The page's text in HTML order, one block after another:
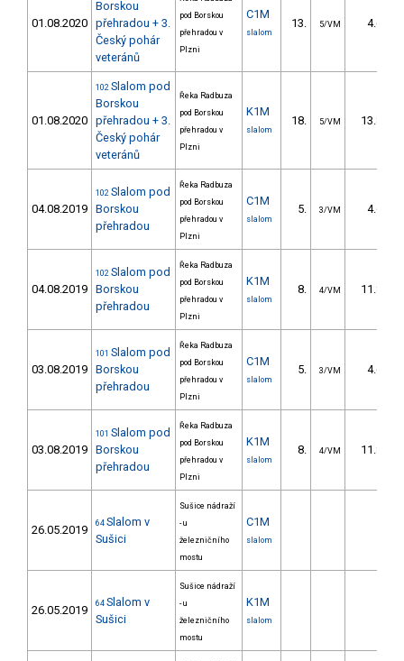
01.08.2020
Borskou
přehradou + 3.
Český pohár
veteránů
pod Borskou
přehradou v
Plzni
C1M
slalom
13. 5/VM 4.60
01.08.2020
102 Slalom pod
Borskou
přehradou + 3.
Český pohár
veteránů
Řeka Radbuza
pod Borskou
přehradou v
Plzni
K1M
slalom
18. 5/VM 13.80
04.08.2019
102 Slalom pod
Borskou
přehradou
Řeka Radbuza
pod Borskou
přehradou v
Plzni
C1M
slalom
5. 3/VM 4.60
04.08.2019
102 Slalom pod
Borskou
přehradou
Řeka Radbuza
pod Borskou
přehradou v
Plzni
K1M
slalom
8. 4/VM 11.80
03.08.2019
101 Slalom pod
Borskou
přehradou
Řeka Radbuza
pod Borskou
přehradou v
Plzni
C1M
slalom
5. 3/VM 4.60
03.08.2019
101 Slalom pod
Borskou
přehradou
Řeka Radbuza
pod Borskou
přehradou v
Plzni
K1M
slalom
8. 4/VM 11.80
26.05.2019 64 Slalom v
Sušici
Sušice nádraží
- u
železničního
mostu
C1M
slalom
26.05.2019 64 Slalom v
Sušici
Sušice nádraží
- u
železničního
mostu
K1M
slalom